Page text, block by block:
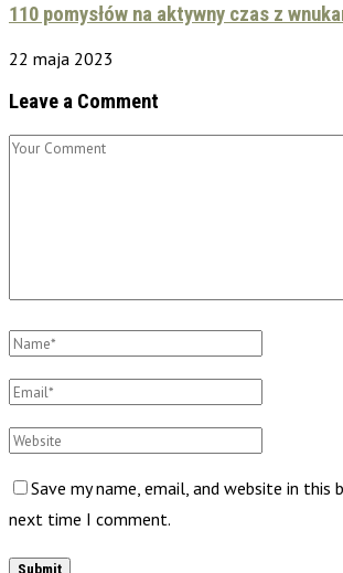
110 pomysłów na aktywny czas z
22 maja 2023
Leave a Comment
Save my name, email, and website in this
next time I comment.